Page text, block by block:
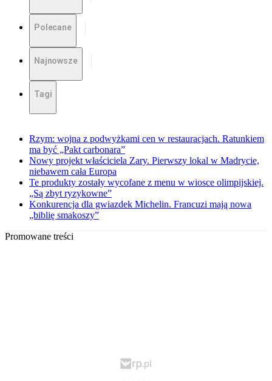
Polecane
Najnowsze
Tagi
Rzym: wojna z podwyżkami cen w restauracjach. Ratunkiem
ma być „Pakt carbonara”
Nowy projekt właściciela Zary. Pierwszy lokal w Madrycie,
niebawem cała Europa
Te produkty zostały wycofane z menu w wiosce olimpijskiej.
„Są zbyt ryzykowne”
Konkurencja dla gwiazdek Michelin. Francuzi mają nowa
„biblię smakoszy”
Promowane treści